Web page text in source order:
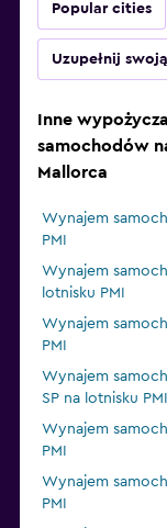
Popular cities
Uzupełnij
Inne
samochodów
Mallorca
Wynajem
PMI
Wynajem
lotnisku PMI
Wynajem
PMI
Wynajem
SP na lotnisku PMI
Wynajem
PMI
Wynajem
PMI